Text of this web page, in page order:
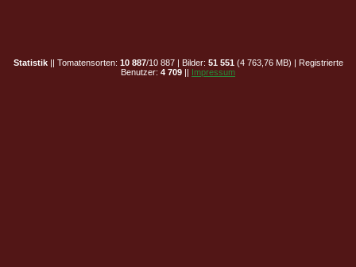
Statistik|| Tomatensorten: 10 887/10 887 | Bilder: 51 551 (4 763,76 MB) | Registrierte
Benutzer: 4 709 || Impressum